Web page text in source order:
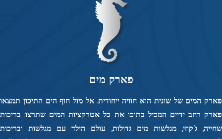
פארק מים
פארק המים של שונית הוא חוויה ייחודית. אל מול חוף הים התיכון תמצאו
פארק רחב ידיים המכיל בתוכו את כל אטרקציות המים שתרצו. בריכות
שחייה, ג’קוזי, מגלשות מים גדולות, עולם הילד עם מגלשות ובריכות